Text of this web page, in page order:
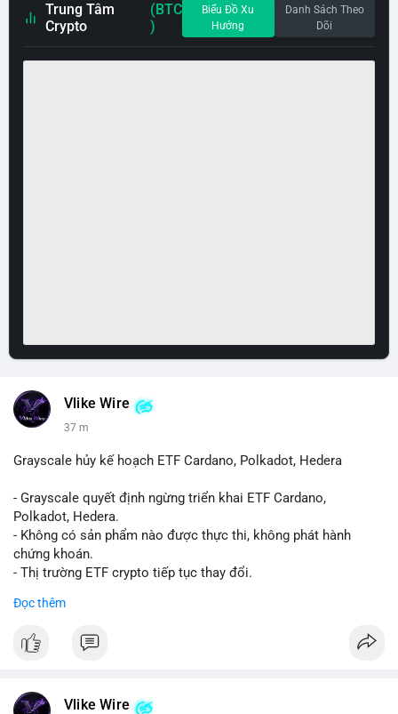
Trung Tâm
Crypto
(BTC
)
Biểu Đồ Xu
Hướng
Danh Sách Theo
Dõi
Vlike Wire
37 m
Grayscale hủy kế hoạch ETF Cardano, Polkadot, Hedera
- Grayscale quyết định ngừng triển khai ETF Cardano,
Polkadot, Hedera.
- Không có sản phẩm nào được thực thi, không phát hành
chứng khoán.
- Thị trường ETF crypto tiếp tục thay đổi.
📰 Nguồn: CoinDesk
Đọc thêm
Vlike Wire